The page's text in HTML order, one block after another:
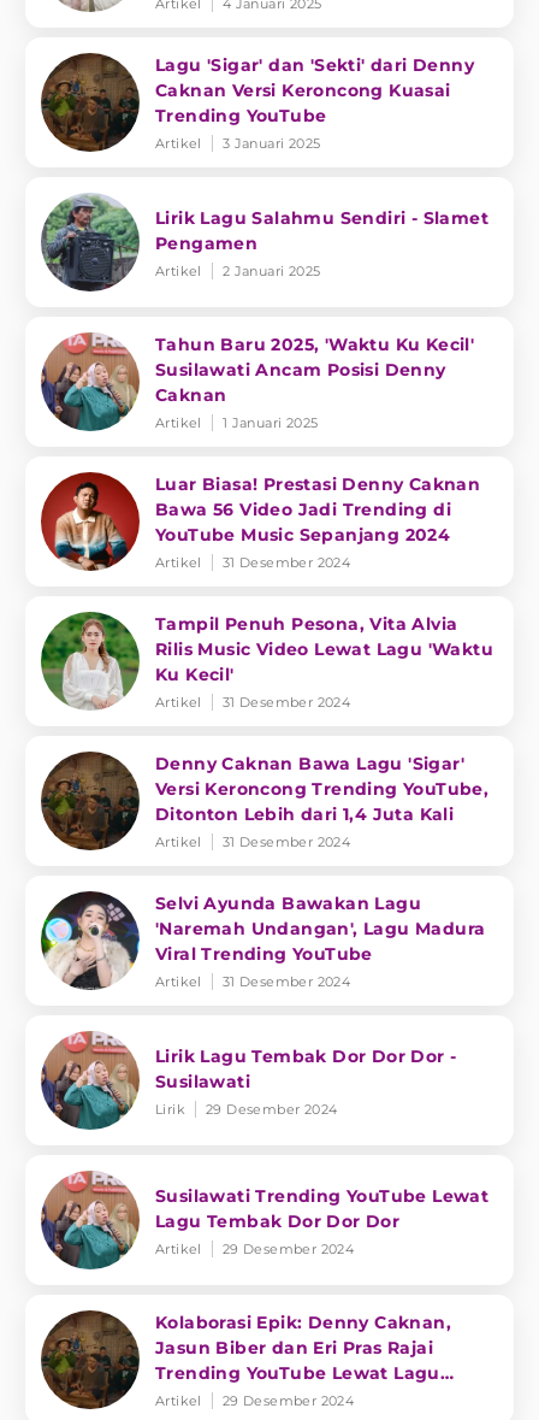
Artikel 4 Januari 2025
Lagu 'Sigar' dan 'Sekti' dari Denny
Caknan Versi Keroncong Kuasai
Trending YouTube
Artikel 3 Januari 2025
Lirik Lagu Salahmu Sendiri - Slamet
Pengamen
Artikel 2 Januari 2025
Tahun Baru 2025, 'Waktu Ku Kecil'
Susilawati Ancam Posisi Denny
Caknan
Artikel 1 Januari 2025
Luar Biasa! Prestasi Denny Caknan
Bawa 56 Video Jadi Trending di
YouTube Music Sepanjang 2024
Artikel 31 Desember 2024
Tampil Penuh Pesona, Vita Alvia
Rilis Music Video Lewat Lagu 'Waktu
Ku Kecil'
Artikel 31 Desember 2024
Denny Caknan Bawa Lagu 'Sigar'
Versi Keroncong Trending YouTube,
Ditonton Lebih dari 1,4 Juta Kali
Artikel 31 Desember 2024
Selvi Ayunda Bawakan Lagu
'Naremah Undangan', Lagu Madura
Viral Trending YouTube
Artikel 31 Desember 2024
Lirik Lagu Tembak Dor Dor Dor -
Susilawati
Lirik 29 Desember 2024
Susilawati Trending YouTube Lewat
Lagu Tembak Dor Dor Dor
Artikel 29 Desember 2024
Kolaborasi Epik: Denny Caknan,
Jasun Biber dan Eri Pras Rajai
Trending YouTube Lewat Lagu
Keroncong
Artikel 29 Desember 2024